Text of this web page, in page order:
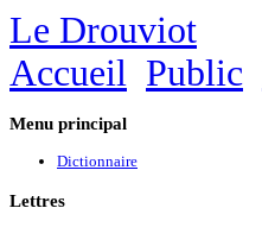
Le Drouviot
Accueil Public
Menu principal
Dictionnaire
Lettres